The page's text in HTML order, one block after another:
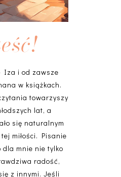
Iza i od zawsze
w książkach.
towarzyszy
lat, a
się naturalnym
miłości. Pisanie
dla mnie nie tylko
radość,
z innymi. Jeśli